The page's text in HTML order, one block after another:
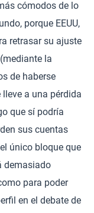
cómodos de lo
porque EEUU,
retrasar su ajuste
la
de haberse
a una pérdida
que sí podría
sus cuentas
único bloque que
demasiado
para poder
en el debate de